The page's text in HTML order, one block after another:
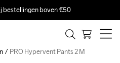
bestellingen boven €50
PRO Hypervent Pants 2 M